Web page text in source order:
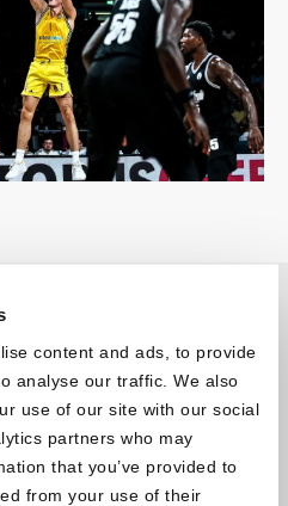
content and ads, to provide
analyse our traffic. We also
use of our site with our social
partners who may
that you’ve provided to
from your use of their
relatives à la protection
Je